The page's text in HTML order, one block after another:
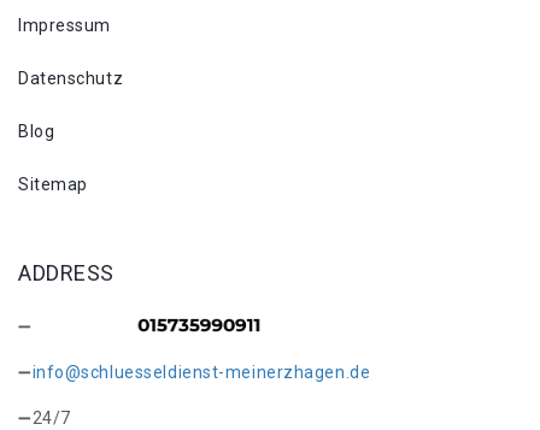
Impressum
Datenschutz
Blog
Sitemap
ADDRESS
info@schluesseldienst-meinerzhagen.de
24/7